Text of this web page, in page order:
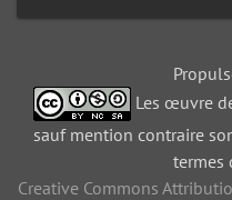
Les œuvre
sauf mention contraire
termes
Creative Commons